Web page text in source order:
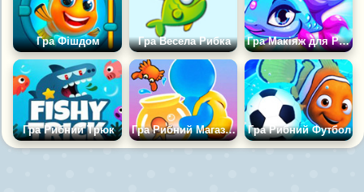
Гра Фішдом Гра Весела Рибка Гра Макіяж для Рибки
Гра Рибний Трюк Гра Рибний Магазин Гра Рибний Футбол